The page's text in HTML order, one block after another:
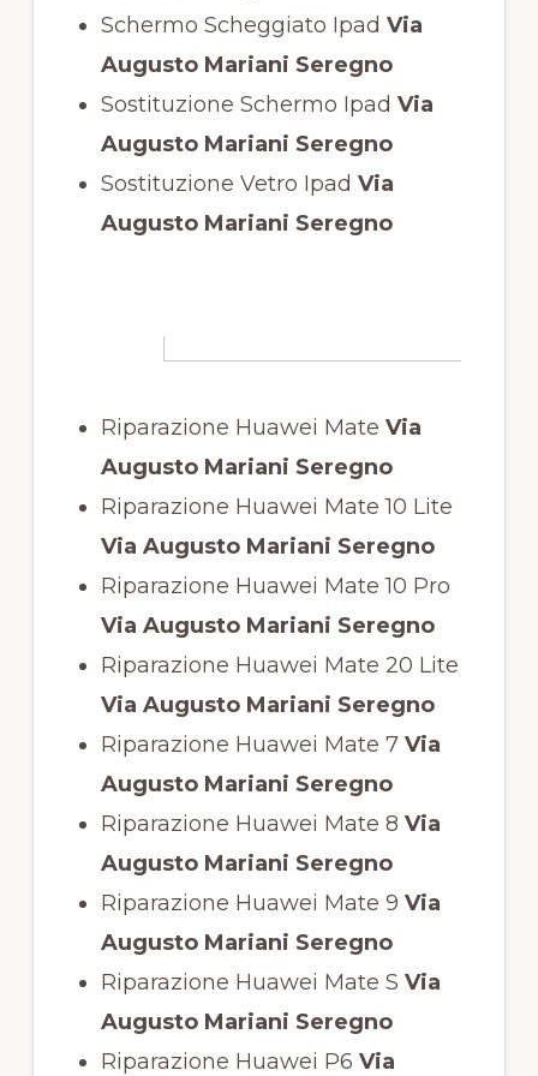
Schermo Scheggiato Ipad Via
Augusto Mariani Seregno
Sostituzione Schermo Ipad Via
Augusto Mariani Seregno
Sostituzione Vetro Ipad Via
Augusto Mariani Seregno
Riparazione Huawei Mate Via
Augusto Mariani Seregno
Riparazione Huawei Mate 10 Lite
Via Augusto Mariani Seregno
Riparazione Huawei Mate 10 Pro
Via Augusto Mariani Seregno
Riparazione Huawei Mate 20 Lite
Via Augusto Mariani Seregno
Riparazione Huawei Mate 7Via
Augusto Mariani Seregno
Riparazione Huawei Mate 8 Via
Augusto Mariani Seregno
Riparazione Huawei Mate 9 Via
Augusto Mariani Seregno
Riparazione Huawei Mate S Via
Augusto Mariani Seregno
Riparazione Huawei P6 Via